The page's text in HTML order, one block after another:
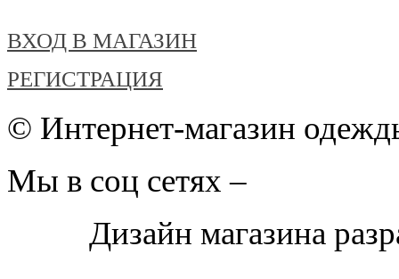
ВХОД В МАГАЗИН
РЕГИСТРАЦИЯ
© Интернет-магазин
Мы в соц сетях –
Дизайн магазина